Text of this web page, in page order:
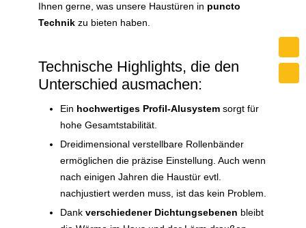
Ihnen gerne, was unsere Haustüren in puncto
Technik zu bieten haben.
Technische Highlights, die den
Unterschied ausmachen:
Ein hochwertiges Profil-Alusystem sorgt für
hohe Gesamtstabilität.
Dreidimensional verstellbare Rollenbänder
ermöglichen die präzise Einstellung. Auch wenn
nach einigen Jahren die Haustür evtl.
nachjustiert werden muss, ist das kein Problem.
Dank verschiedener Dichtungsebenen bleibt